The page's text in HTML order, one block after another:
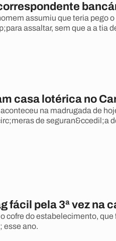
assumiu que teria pego o
assaltar, sem que a a tia
casa lotérica no
na madrugada de
de seguran&ccedil;a
fácil pela 3ª vez na
cofre do estabelecimento, que
esse ano.